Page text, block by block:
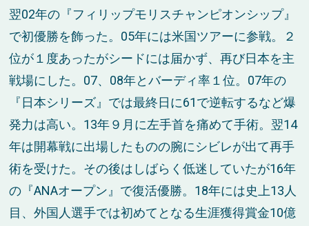
翌02年の『フィリップモリスチャンピオンシップ』
で初優勝を飾った。05年には米国ツアーに参戦。２
位が１度あったがシードには届かず、再び日本を主
戦場にした。07、08年とバーディ率１位。07年の
『日本シリーズ』では最終日に61で逆転するなど爆
発力は高い。13年９月に左手首を痛めて手術。翌14
年は開幕戦に出場したものの腕にシビレが出て再手
術を受けた。その後はしばらく低迷していたが16年
の『ANAオープン』で復活優勝。18年には史上13人
目、外国人選手では初めてとなる生涯獲得賞金10億